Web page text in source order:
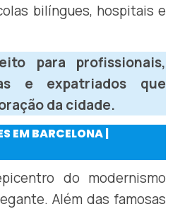
bilíngues, hospitais e
para profissionais,
e expatriados que
da cidade.
EM BARCELONA |
do modernismo
Além das famosas